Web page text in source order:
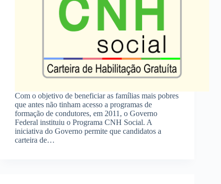
Com o objetivo de beneficiar as famílias mais pobres
que antes não tinham acesso a programas de
formação de condutores, em 2011, o Governo
Federal instituiu o Programa CNH Social. A
iniciativa do Governo permite que candidatos a
carteira de…